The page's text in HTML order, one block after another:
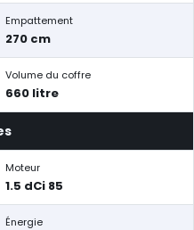
Empattement
270 cm
Volume du coffre
660 litre
Moteur
1.5 dCi 85
Énergie